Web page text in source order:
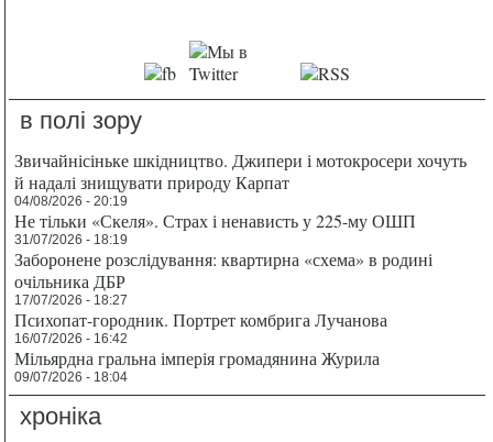
в полі зору
Звичайнісіньке шкідництво. Джипери і мотокросери хочуть
й надалі знищувати природу Карпат
04/08/2026 - 20:19
Не тільки «Скеля». Страх і ненависть у 225-му ОШП
31/07/2026 - 18:19
Заборонене розслідування: квартирна «схема» в родині
очільника ДБР
17/07/2026 - 18:27
Психопат-городник. Портрет комбрига Лучанова
16/07/2026 - 16:42
Мільярдна гральна імперія громадянина Журила
09/07/2026 - 18:04
хроніка